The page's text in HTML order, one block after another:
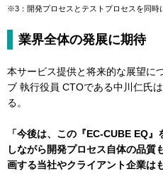
※3：開発プロセスとテストプロセスを同時
業界全体の発展に期待
本サービス提供と将来的な展望に
ブ 執行役員 CTOである中川仁氏
る。
「今後は、この『EC-CUBE EQ
しながら開発プロセス自体の品質
画する当社やクライアント企業は